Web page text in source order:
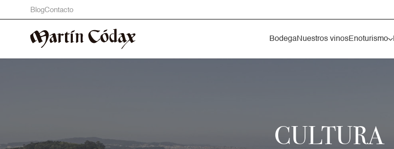
BlogContacto
BodegaNuestros vinosEnoturismo
CULTURA